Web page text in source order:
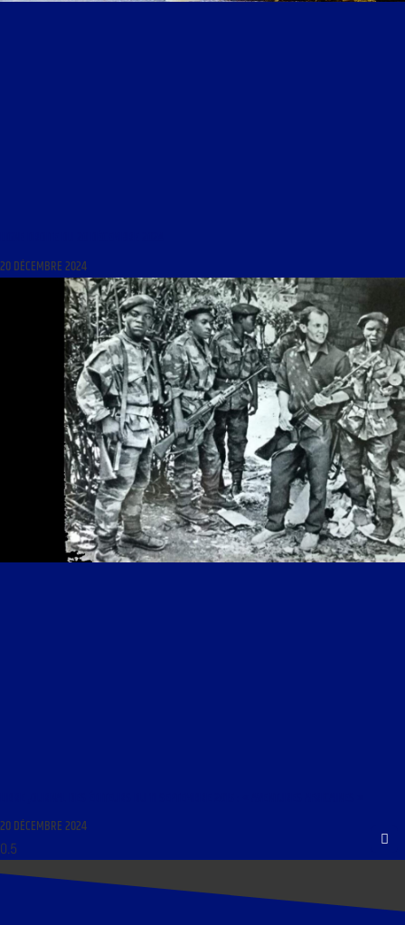
20 DÉCEMBRE 2024
20 DÉCEMBRE 2024